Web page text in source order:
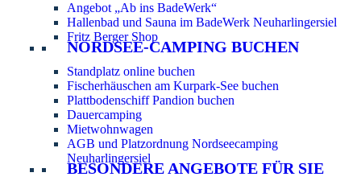
Angebot „Ab ins BadeWerk“
Hallenbad und Sauna im BadeWerk Neuharlingersiel
Fritz Berger Shop
NORDSEE-CAMPING BUCHEN
Standplatz online buchen
Fischerhäuschen am Kurpark-See buchen
Plattbodenschiff Pandion buchen
Dauercamping
Mietwohnwagen
AGB und Platzordnung Nordseecamping
Neuharlingersiel
BESONDERE ANGEBOTE FÜR SIE